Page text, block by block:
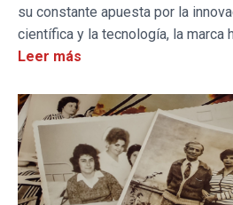
su constante apuesta por la
científica y la tecnología, la marca
Leer más